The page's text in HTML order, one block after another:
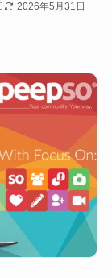
2026年5月31日